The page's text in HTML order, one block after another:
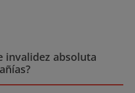
invalidez absoluta